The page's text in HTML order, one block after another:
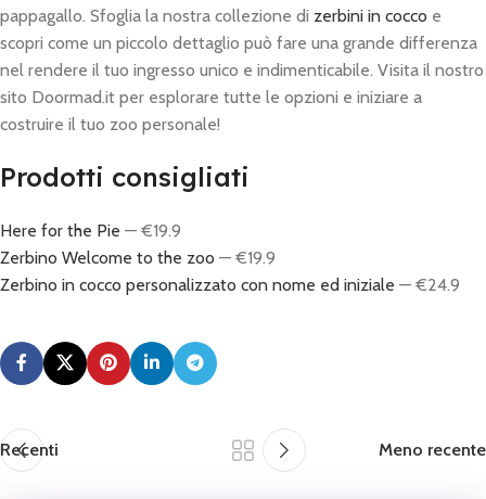
pappagallo. Sfoglia la nostra collezione di zerbini in cocco e
scopri come un piccolo dettaglio può fare una grande differenza
nel rendere il tuo ingresso unico e indimenticabile. Visita il nostro
sito Doormad.it per esplorare tutte le opzioni e iniziare a
costruire il tuo zoo personale!
Prodotti consigliati
Here for the Pie — €19.9
Zerbino Welcome to the zoo — €19.9
Zerbino in cocco personalizzato con nome ed iniziale — €24.9
Recenti Meno recente